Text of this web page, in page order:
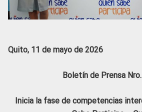
Quito, 11 de mayo de 2026
Boletín de Prensa
Inicia la fase de competencias